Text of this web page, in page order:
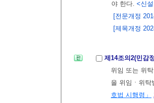
야 한다. <신
[전문개정
[제목개정
제14조의2(민감
위임 또는 위
을 위임ㆍ위
호법 시행령」